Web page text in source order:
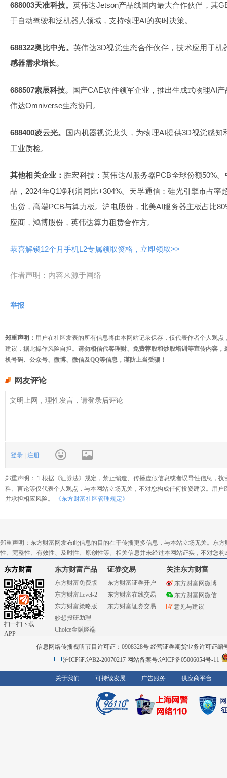
688003天准科技。 英伟达Jetson产品线国内最大合作伙伴，其
于自动驾驶和泛机器人领域，支持物理AI的实时决策。
688322奥比中光。 英伟达3D视觉生态合作伙伴，技术应用于机
感器需求增长。
688507索辰科技。 国产CAE软件领军企业，推出生成式物理AI
伟达Omniverse生态协同。
688400凌云光。 国内机器视觉龙头，为物理AI提供3D视觉感
工业质检。
其他相关企业： 胜宏科技：英伟达AI服务器PCB全球份额50%
品，2024年Q1净利润同比+304%。天孚通信：硅光引擎市占率
出货，高端PCB与算力板。沪电股份，北美AI服务器主板占比
应商，鸿博股份，英伟达算力租赁合作方。
恭喜解锁12个月手机L2专属领取资格，立即领取>>
作者声明：内容来源于网络
举报
郑重声明： 用户在社区发表的所有信息将由本网站记录保存，仅代表作者个人观
建议，据此操作风险自担。 请勿相信代客理财、免费荐股和炒股培训等宣传内容
机号码、公众号、微博、微信及QQ等信息，谨防上当受骗！
网友评论
登录 注册
郑重声明： 1.根据《证券法》规定，禁止编造、传播虚假信息或者误导性信息，
料、言论等仅代表个人观点，与本网站立场无关，不对您构成任何投资建议。用
并承担相应风险。
《东方财富社区管理规定》
郑重声明：东方财富网发布此信息的目的在于传播更多信息，与本站立场无关。东
性、完整性、有效性、及时性、原创性等。相关信息并未经过本网站证实，不对您
东方财富
扫一扫下载
APP
东方财富产品
东方财富免费版
东方财富Level-2
东方财富策略版
妙想投研助理
Choice金融终端
证券交易
东方财富证券开户
东方财富在线交易
东方财富证券交易
关注东方财富
东方财富网微博
东方财富网微信
意见与建议
信息网络传播视听节目许可证：0908328号 经营证券期货业务许可证编
沪ICP证:沪B2-20070217 网站备案号:沪ICP备05006054号-11
关于我们 可持续发展 广告服务 供应商平台